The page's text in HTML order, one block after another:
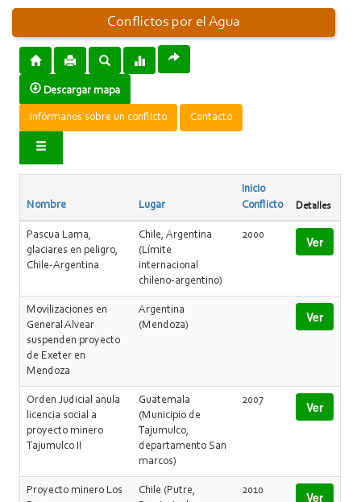
Conflictos por el Agua
Descargar mapa
Infórmanos sobre un conflicto Contacto
Nombre Lugar
Inicio
Conflicto
Detalles
Pascua Lama,
glaciares en peligro,
Chile-Argentina
Chile, Argentina
(Límite
internacional
chileno-argentino)
2000 Ver
Movilizaciones en
General Alvear
suspenden proyecto
de Exeter en
Mendoza
Argentina
(Mendoza)
Ver
Orden Judicial anula
licencia social a
proyecto minero
Tajumulco II
Guatemala
(Municipio de
Tajumulco,
departamento San
marcos)
2007 Ver
Proyecto minero Los
Chile (Putre,
2010 Ver